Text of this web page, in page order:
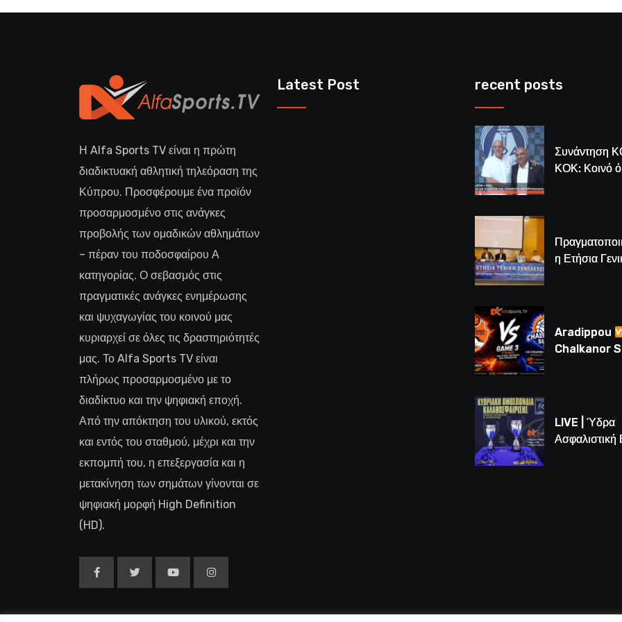
Η Alfa Sports TV είναι η πρώτη
διαδικτυακή αθλητική τηλεόραση της
Κύπρου. Προσφέρουμε ένα προϊόν
προσαρμοσμένο στις ανάγκες
προβολής των ομαδικών αθλημάτων
– πέραν του ποδοσφαίρου Α
κατηγορίας. Ο σεβασμός στις
πραγματικές ανάγκες ενημέρωσης
και ψυχαγωγίας του κοινού μας
κυριαρχεί σε όλες τις δραστηριότητές
μας. Το Alfa Sports TV είναι
πλήρως προσαρμοσμένο με το
διαδίκτυο και την ψηφιακή εποχή.
Από την απόκτηση του υλικού, εκτός
και εντός του σταθμού, μέχρι και την
εκπομπή του, η επεξεργασία και η
μετακίνηση των σημάτων γίνονται σε
ψηφιακή μορφή High Definition
(HD).
Latest Post recent posts
Συνάντηση
ΚΟΚ: Κοινό
η Ετήσια
(BINTEO)
Aradippou
Chalkanor
LIVE | Ύδρα
Ασφαλιστική